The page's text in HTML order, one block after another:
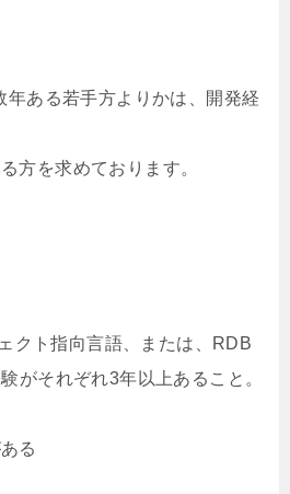
ある若手方よりかは、開発経
方を求めております。
クト指向言語、または、RDB
がそれぞれ3年以上あること。
る